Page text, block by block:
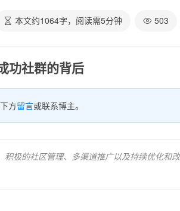
本文约1064字，阅读需5分钟 503
功社群的背后
方留言或联系博主。
极的社区管理、多渠道推广以及持续优化和